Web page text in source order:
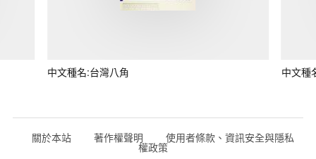
中文種名:台灣八角 中文種
關於本站 著作權聲明 使用者條款、資訊安全與隱私
權政策